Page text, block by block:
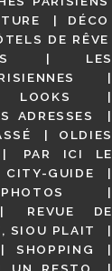
DÉCO
DE RÊVE
LES
LOOKS
ADRESSES
OLDIES
PAR ICI LE
CITY-GUIDE
REVUE DE
SIOU PLAIT
SHOPPING
UN RESTO